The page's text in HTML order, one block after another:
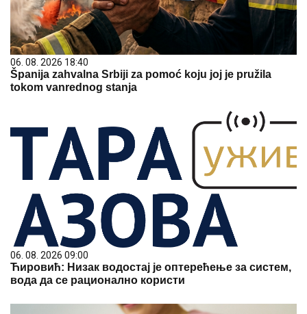
06. 08. 2026 18:40
Španija zahvalna Srbiji za pomoć koju joj je pružila
tokom vanrednog stanja
06. 08. 2026 09:00
Ћировић: Низак водостај је оптерећење за систем,
вода да се рационално користи